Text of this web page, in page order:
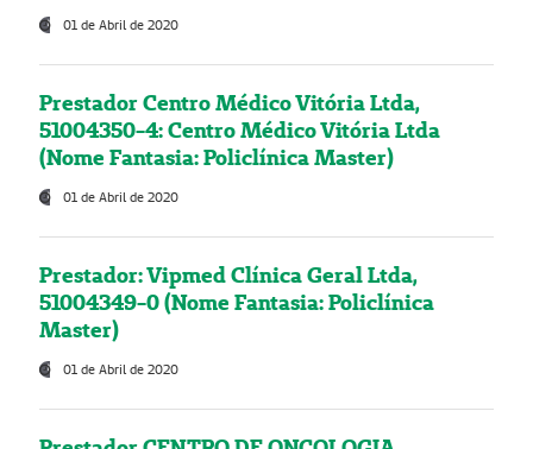
01 de Abril de 2020
Prestador Centro Médico Vitória Ltda,
51004350-4: Centro Médico Vitória Ltda
(Nome Fantasia: Policlínica Master)
01 de Abril de 2020
Prestador: Vipmed Clínica Geral Ltda,
51004349-0 (Nome Fantasia: Policlínica
Master)
01 de Abril de 2020